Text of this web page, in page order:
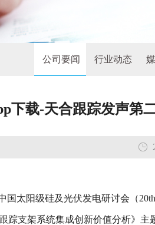
公司要闻 行业动态
下载-天合跟踪发声第
国太阳级硅及光伏发电研讨会（
踪支架系统集成创新价值分析》